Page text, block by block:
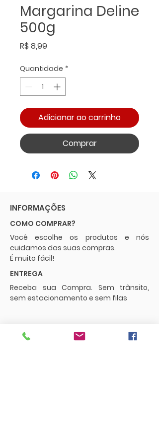
Margarina Deline
500g
R$ 8,99Preço
Quantidade *
Adicionar ao carrinho
Comprar
INFORMAÇÕES
COMO COMPRAR?
Você escolhe os produtos e nós
cuidamos das suas compras.
É muito fácil!
ENTREGA
Receba sua Compra. Sem trânsito,
sem estacionamento e sem filas